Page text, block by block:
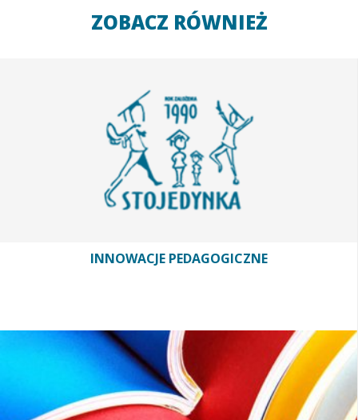
ZOBACZ RÓWNIEŻ
INNOWACJE PEDAGOGICZNE